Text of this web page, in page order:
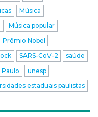
Música
Música popular
Prêmio Nobel
SARS-CoV-2
saúde
Paulo
unesp
estaduais paulistas